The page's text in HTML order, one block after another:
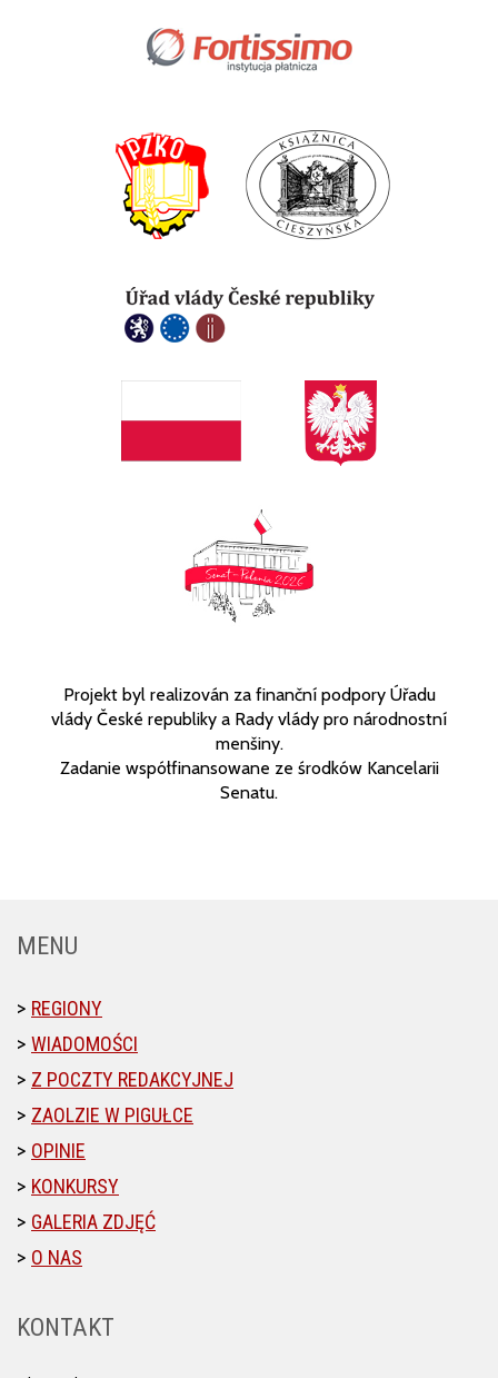
Projekt byl realizován za finanční podpory Úřadu
vlády České republiky a Rady vlády pro národnostní
menšiny.
Zadanie współfinansowane ze środków Kancelarii
Senatu.
MENU
REGIONY
WIADOMOŚCI
Z POCZTY REDAKCYJNEJ
ZAOLZIE W PIGUŁCE
OPINIE
KONKURSY
GALERIA ZDJĘĆ
O NAS
KONTAKT